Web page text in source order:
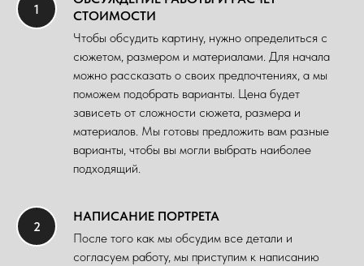
СТОИМОСТИ
Чтобы обсудить картину, нужно определиться с
сюжетом, размером и материалами. Для начала
можно рассказать о своих предпочтениях, а мы
поможем подобрать варианты. Цена будет
зависеть от сложности сюжета, размера и
материалов. Мы готовы предложить вам разные
варианты, чтобы вы могли выбрать наиболее
подходящий.
НАПИСАНИЕ ПОРТРЕТА
После того как мы обсудим все детали и
согласуем работу, мы приступим к написанию